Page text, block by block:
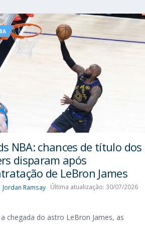
NBA: chances de título dos
disparam após
de LeBron James
Jordan Ramsay Última atualização: 30/07/2026
chegada do astro LeBron James, as